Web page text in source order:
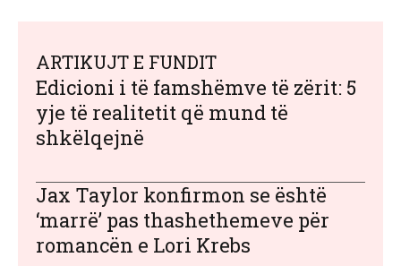
ARTIKUJT E FUNDIT
Edicioni i të famshëmve të zërit: 5
yje të realitetit që mund të
shkëlqejnë
Jax Taylor konfirmon se është
‘marrë’ pas thashethemeve për
romancën e Lori Krebs